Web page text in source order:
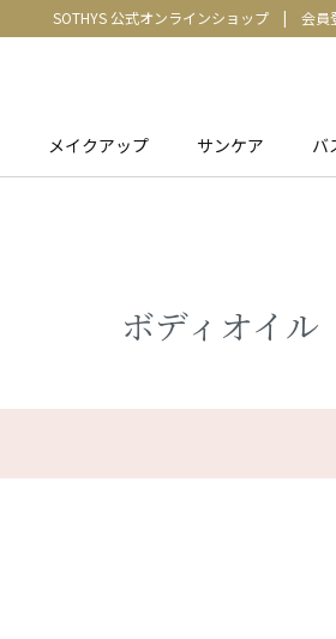
SOTHYS 公式オンラインショップ| 会員
メイクアップ サンケア バ
ボディオイル